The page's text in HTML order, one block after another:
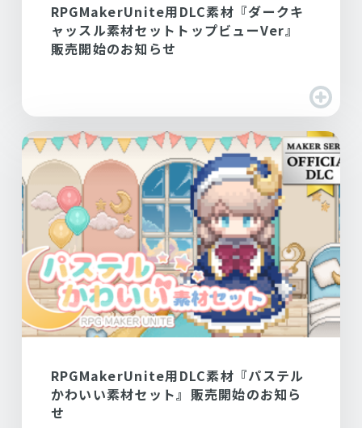
RPGMakerUnite用DLC素材『ダークキ
ャッスル素材セットトップビューVer』
販売開始のお知らせ
RPGMakerUnite用DLC素材『パステル
かわいい素材セット』販売開始のお知ら
せ